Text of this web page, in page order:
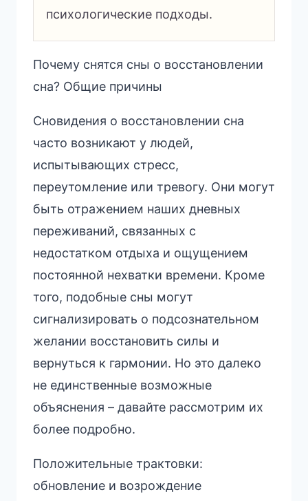
психологические подходы.
Почему снятся сны о восстановлении
сна? Общие причины
Сновидения о восстановлении сна
часто возникают у людей,
испытывающих стресс,
переутомление или тревогу. Они могут
быть отражением наших дневных
переживаний, связанных с
недостатком отдыха и ощущением
постоянной нехватки времени. Кроме
того, подобные сны могут
сигнализировать о подсознательном
желании восстановить силы и
вернуться к гармонии. Но это далеко
не единственные возможные
объяснения – давайте рассмотрим их
более подробно.
Положительные трактовки:
обновление и возрождение